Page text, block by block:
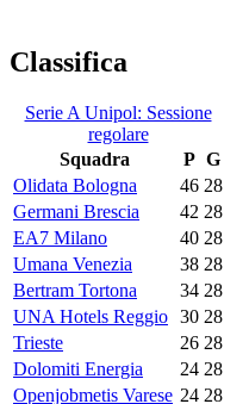
Classifica
Serie A Unipol: Sessione
regolare
Squadra
P G
Olidata Bologna
46 28
Germani Brescia
42 28
EA7 Milano
40 28
Umana Venezia
38 28
Bertram Tortona
34 28
UNA Hotels Reggio 30 28
Trieste
26 28
Dolomiti Energia
24 28
Openjobmetis Varese 24 28